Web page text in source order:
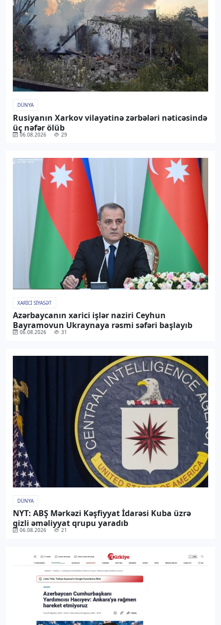
DÜNYA
Rusiyanın Xarkov vilayətinə zərbələri nəticəsində
üç nəfər ölüb
06.08.2026 29
XARICI SIYASƏT
Azərbaycanın xarici işlər naziri Ceyhun
Bayramovun Ukraynaya rəsmi səfəri başlayıb
06.08.2026 31
DÜNYA
NYT: ABŞ Mərkəzi Kəşfiyyat İdarəsi Kuba üzrə
gizli əməliyyat qrupu yaradıb
06.08.2026 21